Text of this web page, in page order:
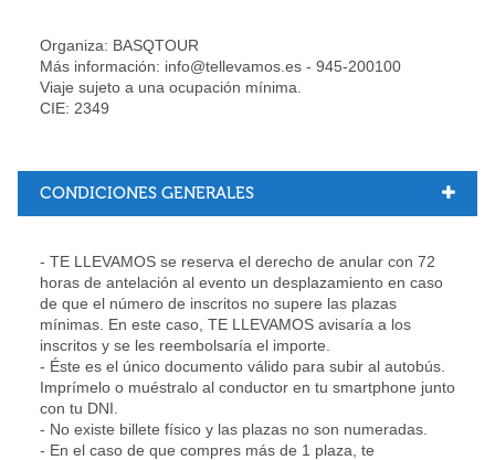
Organiza: BASQTOUR
Más información: info@tellevamos.es - 945-200100
Viaje sujeto a una ocupación mínima.
CIE: 2349
CONDICIONES GENERALES
- TE LLEVAMOS se reserva el derecho de anular con 72
horas de antelación al evento un desplazamiento en caso
de que el número de inscritos no supere las plazas
mínimas. En este caso, TE LLEVAMOS avisaría a los
inscritos y se les reembolsaría el importe.
- Éste es el único documento válido para subir al autobús.
Imprímelo o muéstralo al conductor en tu smartphone junto
con tu DNI.
- No existe billete físico y las plazas no son numeradas.
- En el caso de que compres más de 1 plaza, te